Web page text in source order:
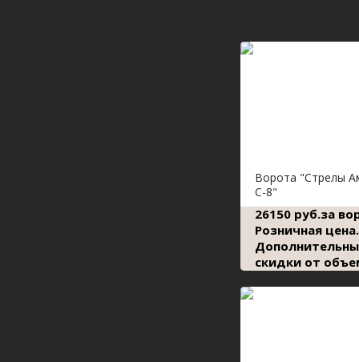
Ворота "Стрелы
С-8"
26150 руб.за
Розничная цена.
скидки от